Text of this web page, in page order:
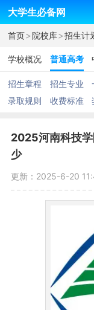
大学生必备网
首页>院校库>招生计
学校概况 普通高考
招生章程 招生专业
录取规则
收费标准
2025河南科技
少
更新：2025-6-20